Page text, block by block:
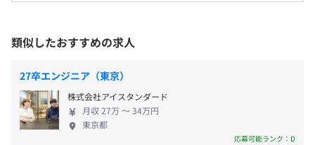
Chef、Docker、Terraform、AWS CloudFormation、
Ansible
交通費支給（上限月額5万円迄）
業績および評価に応じたインセンティブ支給制度
・チームドリブンな働き方を身に付けている
自己啓発支援の有無及びその内容
◆書籍購入
各々の専門知識やスキルを伸ばすため、業務に関わる書籍
について会社が購入金額を負担します。
ース市場へ上場し、アプリのダウンロード数も累計3
億を突破しました。今後もアプリ開発のノウハウを
持たない事業会社にとって無くてならないプラット
フォームを目指し、事業・組織ともに成長を続けて
いきます。
類似したおすすめの求人
27卒エンジニア（東京）
株式会社アイスタンダード
月収 27万 〜 34万円
東京都
応募可能ランク：D